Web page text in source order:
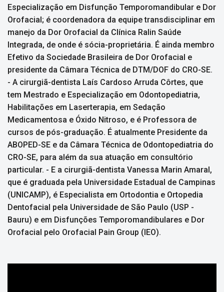
Especialização em Disfunção Temporomandibular e Dor
Orofacial; é coordenadora da equipe transdisciplinar em
manejo da Dor Orofacial da Clínica Ralin Saúde
Integrada, de onde é sócia-proprietária. É ainda membro
Efetivo da Sociedade Brasileira de Dor Orofacial e
presidente da Câmara Técnica de DTM/DOF do CRO-SE.
- A cirurgiã-dentista Laís Cardoso Arruda Côrtes, que
tem Mestrado e Especialização em Odontopediatria,
Habilitações em Laserterapia, em Sedação
Medicamentosa e Óxido Nitroso, e é Professora de
cursos de pós-graduação. É atualmente Presidente da
ABOPED-SE e da Câmara Técnica de Odontopediatria do
CRO-SE, para além da sua atuação em consultório
particular. - E a cirurgiã-dentista Vanessa Marin Amaral,
que é graduada pela Universidade Estadual de Campinas
(UNICAMP), é Especialista em Ortodontia e Ortopedia
Dentofacial pela Universidade de São Paulo (USP -
Bauru) e em Disfunções Temporomandibulares e Dor
Orofacial pelo Orofacial Pain Group (IEO).